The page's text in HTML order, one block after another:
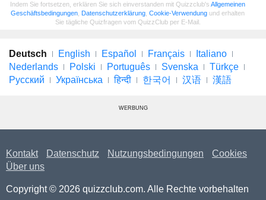
Indem Sie fortsetzen, erklären Sie sich einverstanden mit Quizzclub's Allgemeinen
Geschäftsbedingungen
Datenschutzerklärung Cookie-Verwendung und erhalten
Sie tägliche Quizfragen vom QuizzClub per E-Mail.
Deutsch English Español Français
Italiano
Nederlands
Polski Português Svenska
Türkçe
Русский
Українська हिन्दी 한국어 汉语 漢語
WERBUNG
Kontakt Datenschutz Nutzungsbedingungen
Cookies
Über uns
Copyright © 2026 quizzclub.com. Alle Rechte vorbehalten